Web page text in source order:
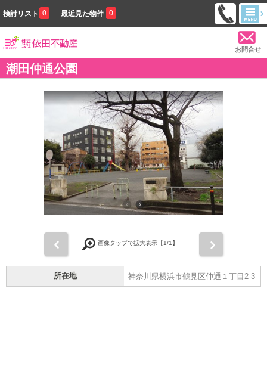
検討リスト 0 最近見た物件 0
お問合せ
潮田仲通公園
画像タップで拡大表示【1/1】
所在地 神奈川県横浜市鶴見区仲通１丁目2-3